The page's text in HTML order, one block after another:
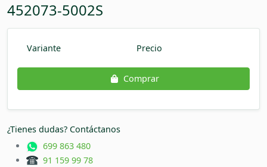
452073-5002S
Variante Precio
Comprar
¿Tienes dudas? Contáctanos
699 863 480
91 159 99 78